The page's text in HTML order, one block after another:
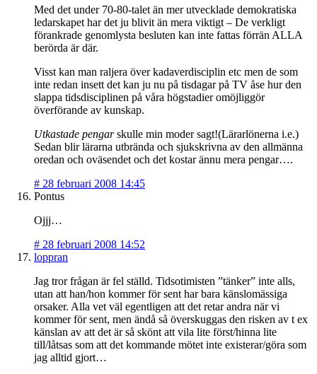
Med det under 70-80-talet än mer utvecklade demokratiska
ledarskapet har det ju blivit än mera viktigt – De verkligt
förankrade genomlysta besluten kan inte fattas förrän ALLA
berörda är där.
Visst kan man raljera över kadaverdisciplin etc men de som
inte redan insett det kan ju nu på tisdagar på TV åse hur den
slappa tidsdisciplinen på våra högstadier omöjliggör
överförande av kunskap.
Utkastade pengarskulle min moder sagt!(Lärarlönerna i.e.)
Sedan blir lärarna utbrända och sjukskrivna av den allmänna
oredan och oväsendet och det kostar ännu mera pengar….
# 28 februari 2008 14:45
Pontus
Ojjj…
# 28 februari 2008 14:52
loppran
Jag tror frågan är fel ställd. Tidsotimisten ”tänker” inte alls,
utan att han/hon kommer för sent har bara känslomässiga
orsaker. Alla vet väl egentligen att det retar andra när vi
kommer för sent, men ändå så överskuggas den risken av t ex
känslan av att det är så skönt att vila lite först/hinna lite
till/låtsas som att det kommande mötet inte existerar/göra som
jag alltid gjort…